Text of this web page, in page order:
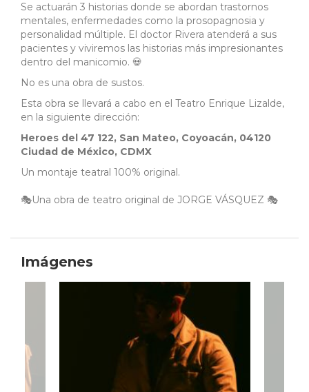
Se actuarán 3 historias donde se abordan trastornos
mentales, enfermedades como la prosopagnosia y
personalidad múltiple. El doctor Rivera atenderá a sus
pacientes y viviremos las historias más impresionantes
dentro del manicomio. 💀
No es una obra de sustos.
Esta obra se llevará a cabo en el Teatro Enrique Lizalde,
en la siguiente dirección:
Heroes del 47 122, San Mateo, Coyoacán, 04120
Ciudad de México, CDMX
Un montaje teatral 100% original.
🎭Una obra de teatro original de JORGE VÁSQUEZ 🎭
Imágenes